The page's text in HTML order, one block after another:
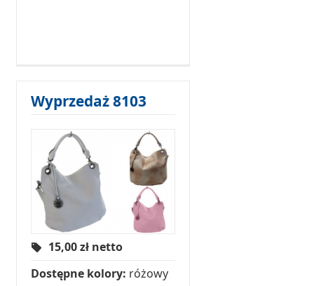
Wyprzedaż 8103
15,00zł netto
Dostępne kolory: różowy